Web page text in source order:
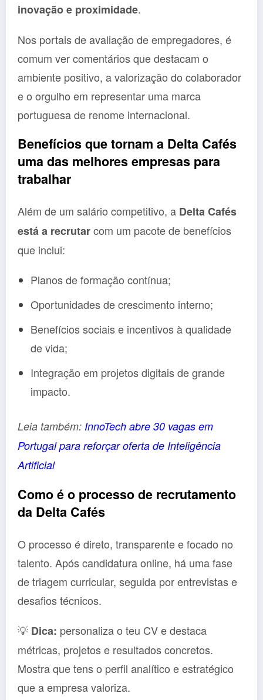
inovação e proximidade.
Nos portais de avaliação de empregadores, é
comum ver comentários que destacam o
ambiente positivo, a valorização do colaborador
e o orgulho em representar uma marca
portuguesa de renome internacional.
Benefícios que tornam a Delta Cafés
uma das melhores empresas para
trabalhar
Além de um salário competitivo, a Delta Cafés
está a recrutarcom um pacote de benefícios
que inclui:
Planos de formação contínua;
Oportunidades de crescimento interno;
Benefícios sociais e incentivos à qualidade
de vida;
Integração em projetos digitais de grande
impacto.
Leia também: InnoTech abre 30 vagas em
Portugal para reforçar oferta de Inteligência
Artificial
Como é o processo de recrutamento
da Delta Cafés
O processo é direto, transparente e focado no
talento. Após candidatura online, há uma fase
de triagem curricular, seguida por entrevistas e
desafios técnicos.
💡 Dica: personaliza o teu CV e destaca
métricas, projetos e resultados concretos.
Mostra que tens o perfil analítico e estratégico
que a empresa valoriza.